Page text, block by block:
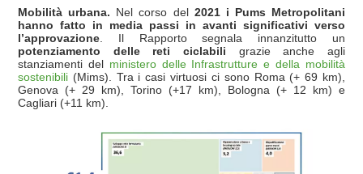
Mobilità urbana. Nel corso del 2021 i Pums Metropolitani
hanno fatto in media passi in avanti significativi verso
l’approvazione . Il Rapporto segnala innanzitutto un
potenziamento delle reti ciclabili grazie anche agli
stanziamenti del ministero delle Infrastrutture e della mobilità
sostenibili (Mims). Tra i casi virtuosi ci sono Roma (+ 69 km),
Genova (+ 29 km), Torino (+17 km), Bologna (+ 12 km) e
Cagliari (+11 km).